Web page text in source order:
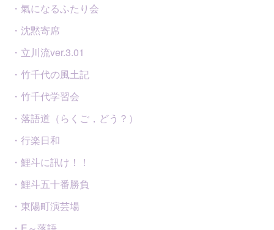
・氣になるふたり会
・沈黙寄席
・立川流ver.3.01
・竹千代の風土記
・竹千代学習会
・落語道（らくご，どう？）
・行楽日和
・鯉斗に訊け！！
・鯉斗五十番勝負
・東陽町演芸場